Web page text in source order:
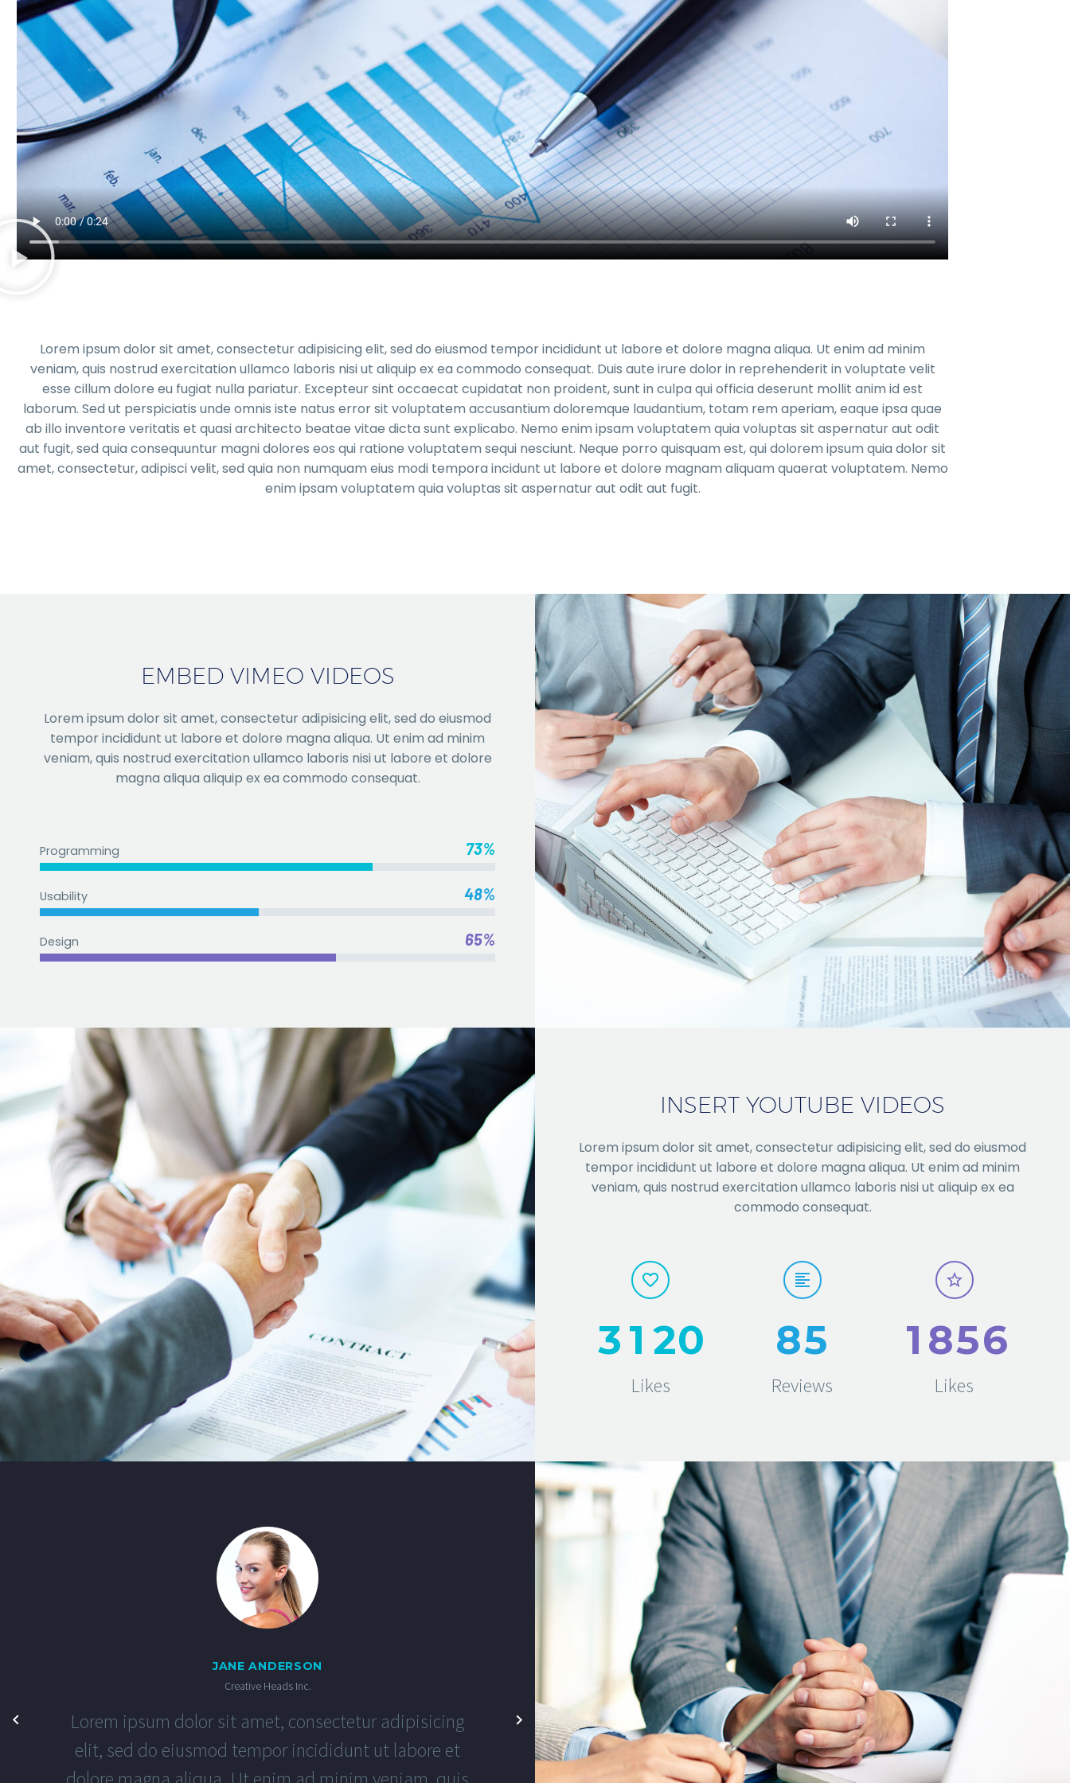
Lorem ipsum dolor sit amet, consectetur adipisicing elit, sed do eiusmod tempor incididunt ut labore et dolore magna aliqua. Ut enim ad minim
veniam, quis nostrud exercitation ullamco laboris nisi ut aliquip ex ea commodo consequat. Duis aute irure dolor in reprehenderit in voluptate velit
esse cillum dolore eu fugiat nulla pariatur. Excepteur sint occaecat cupidatat non proident, sunt in culpa qui officia deserunt mollit anim id est
laborum. Sed ut perspiciatis unde omnis iste natus error sit voluptatem accusantium doloremque laudantium, totam rem aperiam, eaque ipsa quae
ab illo inventore veritatis et quasi architecto beatae vitae dicta sunt explicabo. Nemo enim ipsam voluptatem quia voluptas sit aspernatur aut odit
aut fugit, sed quia consequuntur magni dolores eos qui ratione voluptatem sequi nesciunt. Neque porro quisquam est, qui dolorem ipsum quia dolor sit
amet, consectetur, adipisci velit, sed quia non numquam eius modi tempora incidunt ut labore et dolore magnam aliquam quaerat voluptatem. Nemo
enim ipsam voluptatem quia voluptas sit aspernatur aut odit aut fugit.
EMBED VIMEO VIDEOS
Lorem ipsum dolor sit amet, consectetur adipisicing elit, sed do eiusmod
tempor incididunt ut labore et dolore magna aliqua. Ut enim ad minim
veniam, quis nostrud exercitation ullamco laboris nisi ut labore et dolore
magna aliqua aliquip ex ea commodo consequat.
Programming 73%
Usability 48%
Design 65%
INSERT YOUTUBE VIDEOS
Lorem ipsum dolor sit amet, consectetur adipisicing elit, sed do eiusmod
tempor incididunt ut labore et dolore magna aliqua. Ut enim ad minim
veniam, quis nostrud exercitation ullamco laboris nisi ut aliquip ex ea
commodo consequat.
31 20
Likes
85
Reviews
1 856
Likes
JANE ANDERSON
Creative Heads Inc.
Lorem ipsum dolor sit amet, consectetur adipisicing
elit, sed do eiusmod tempor incididunt ut labore et
JENIFFER BURNS
Creative Heads Inc.
TheGem comes with an extended powerful theme
options panel, which allows you to customize just